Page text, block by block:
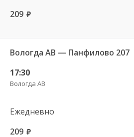
209 руб.
Вологда АВ — Панфилово 207
17:30
Вологда АВ
Ежедневно
209 руб.